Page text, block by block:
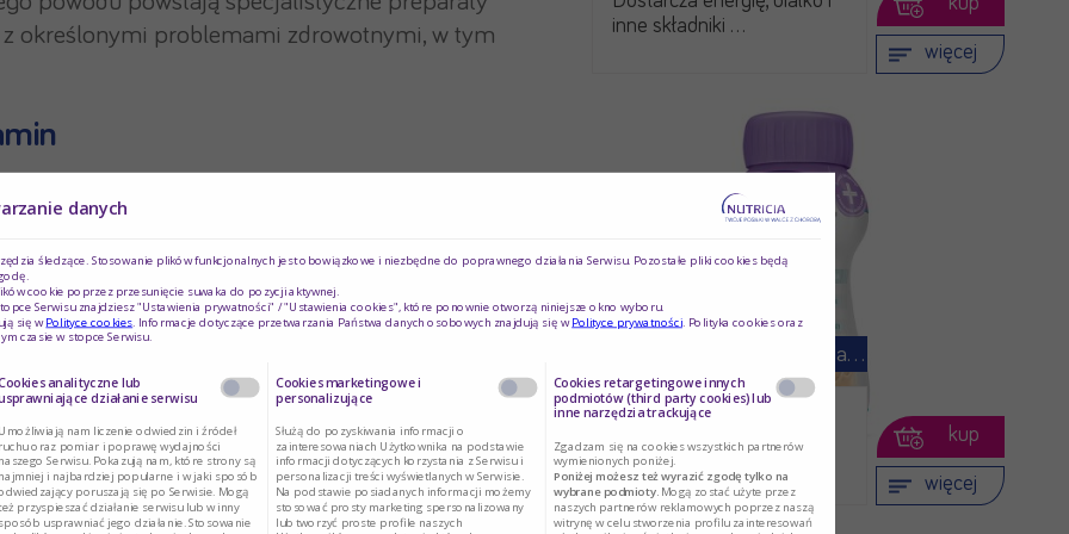
określonymi problemami zdrowotnymi, w tym
funkcjonowania organizmu. U osób zdrowych
jednak należy pamiętać, że w stanach
nie inaczej jest w przypadku choroby
to znaczy neutralizujące działanie
w przypadku prewencji oraz leczenia wielu
Alzheimera.
inne składniki …
więcej
Nutridrink Skin Repair (dawniej …
Nutridrink Skin Repair to
produkt
wysokoenergetyczny, …
więcej
kup
danych
śledzące. Stosowanie plików funkcjonalnych jest obowiązkowe i niezbędne do poprawnego działania Serwisu. Pozostałe pliki cookies będą
cookie poprzez przesunięcie suwaka do pozycji aktywnej.
Serwisu znajdziesz "Ustawienia prywatności" / "Ustawienia cookies", które ponownie otworzą niniejsze okno wyboru.
się wPolityce cookies. Informacje dotyczące przetwarzania Państwa danych osobowych znajdują się wPolityce prywatności. Polityka cookies oraz
czasie w stopce Serwisu.
analityczne lub
działanie serwisu
Umożliwiają nam liczenie odwiedzin i źródeł
ruchu oraz pomiar i poprawę wydajności
naszego Serwisu. Pokazują nam, które strony są
najmniej i najbardziej popularne i w jaki sposób
poruszają się po Serwisie. Mogą
przyspieszać działanie serwisu lub w inny
sposób usprawniać jego działanie. Stosowanie
Cookies marketingowe i
personalizujące
Służą do pozyskiwania informacji o
zainteresowaniach Użytkownika na podstawie
informacji dotyczących korzystania z Serwisu i
personalizacji treści wyświetlanych w Serwisie.
Na podstawie posiadanych informacji możemy
stosować prosty marketing spersonalizowany
lub tworzyć proste profile naszych
Cookies retargetingowe innych
podmiotów (third party cookies) lub
inne narzędzia trackujące
Zgadzam się na cookies wszystkich partnerów
wymienionych poniżej.
Poniżej możesz też wyrazić zgodę tylko na
wybrane podmioty. Mogą zostać użyte przez
naszych partnerów reklamowych poprzez naszą
witrynę w celu stworzenia profilu zainteresowań